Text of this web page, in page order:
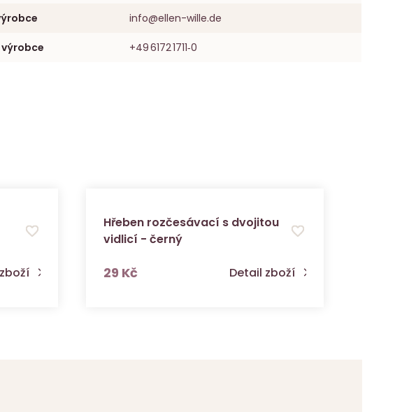
info@ellen-wille.de
+49 6172 1711‑0
Hřeben rozčesávací s dvojitou
vidlicí - černý
29 Kčs DPH Detail zboží